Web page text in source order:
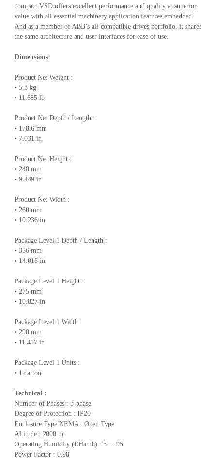
compact VSD offers excellent performance and quality at superior
value with all essential machinery application features embedded.
And as a member of ABB’s all-compatible drives portfolio, it shares
the same architecture and user interfaces for ease of use.
Dimensions
Product Net Weight :
• 5.3 kg
• 11.685 lb
Product Net Depth / Length :
• 178.6 mm
• 7.031 in
Product Net Height :
• 240 mm
• 9.449 in
Product Net Width :
• 260 mm
• 10.236 in
Package Level 1 Depth / Length :
• 356 mm
• 14.016 in
Package Level 1 Height :
• 275 mm
• 10.827 in
Package Level 1 Width :
• 290 mm
• 11.417 in
Package Level 1 Units :
• 1 carton
Technical :
Number of Phases : 3-phase
Degree of Protection : IP20
Enclosure Type NEMA : Open Type
Altitude : 2000 m
Operating Humidity (RHamb) : 5 ... 95
Power Factor : 0.98